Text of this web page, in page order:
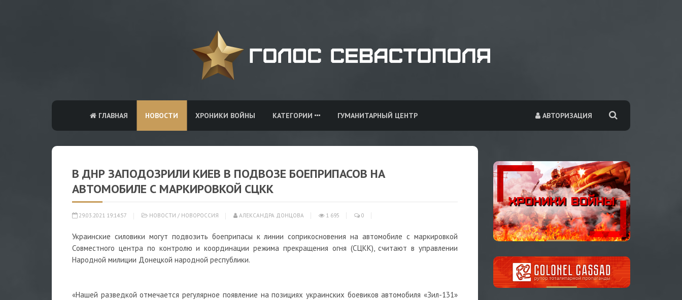
АВТОРИЗАЦИЯ
ГЛАВНАЯ НОВОСТИ ХРОНИКИ ВОЙНЫ КАТЕГОРИИ ГУМАНИТАРНЫЙ ЦЕНТР
В ДНР ЗАПОДОЗРИЛИ КИЕВ В ПОДВОЗЕ БОЕПРИПАСОВ НА
АВТОМОБИЛЕ С МАРКИРОВКОЙ СЦКК
29.03.2021 19:14:57 НОВОСТИ / НОВОРОССИЯ АЛЕКСАНДРА ДОНЦОВА 1 695 0
Украинские силовики могут подвозить боеприпасы к линии соприкосновения на автомобиле с маркировкой
Совместного центра по контролю и координации режима прекращения огня (СЦКК), считают в управлении
Народной милиции Донецкой народной республики.
«Нашей разведкой отмечается регулярное появление на позициях украинских боевиков автомобиля «Зил-131»